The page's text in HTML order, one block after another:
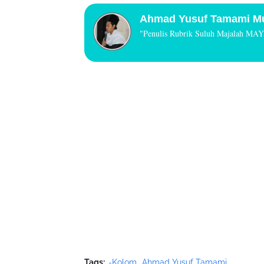
Ahmad Yusuf Tamami
"Penulis Rubrik Suluh Majalah